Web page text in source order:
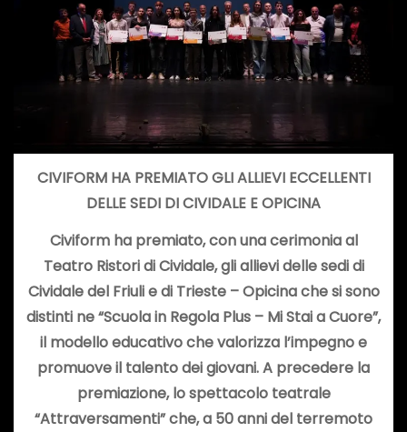
CIVIFORM HA PREMIATO GLI ALLIEVI ECCELLENTI
DELLE SEDI DI CIVIDALE E OPICINA
Civiform ha premiato, con una cerimonia al
Teatro Ristori di Cividale, gli allievi delle sedi di
Cividale del Friuli e di Trieste – Opicina che si sono
distinti ne “Scuola in Regola Plus – Mi Stai a Cuore”,
il modello educativo che valorizza l’impegno e
promuove il talento dei giovani. A precedere la
premiazione, lo spettacolo teatrale
“Attraversamenti” che, a 50 anni del terremoto